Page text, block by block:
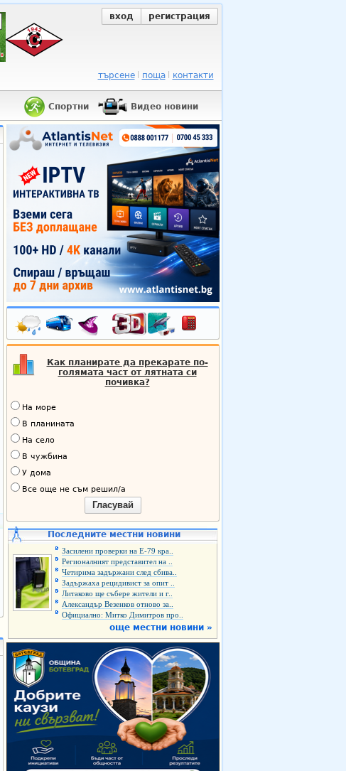
вход регистрация
търсене поща контакти
Спортни Видео новини
Как планирате да прекарате по-
голямата част от лятната си
почивка?
На море
В планината
На село
В чужбина
У дома
Все още не съм решил/а
Гласувай
Последните местни новини
Засилени проверки на Е-79 кра..
Регионалният представител на ..
Четирима задържани след сбива..
Задържаха рецидивист за опит ..
Литаково ще събере жители и г..
Александър Везенков отново за..
Официално: Митко Димитров про..
още местни новини »